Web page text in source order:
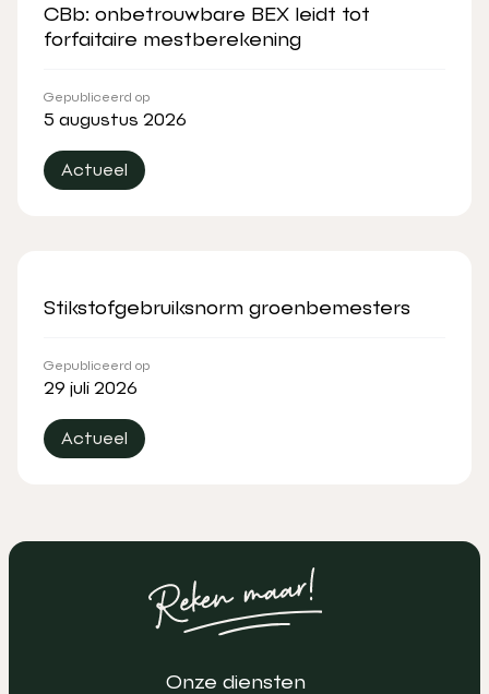
CBb: onbetrouwbare BEX leidt tot
forfaitaire mestberekening
Gepubliceerd op
5 augustus 2026
Actueel
Stikstofgebruiksnorm groenbemesters
Gepubliceerd op
29 juli 2026
Actueel
Onze diensten